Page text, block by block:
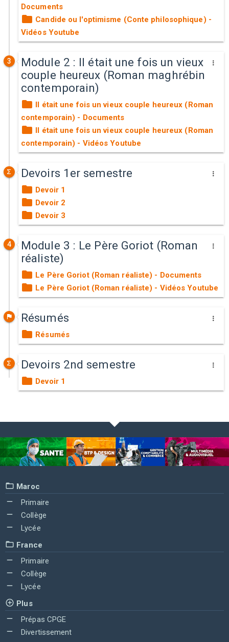
Documents
Candide ou l'optimisme (Conte philosophique) -
Vidéos Youtube
3
Module 2 : Il était une fois un vieux
couple heureux (Roman maghrébin
contemporain)
Il était une fois un vieux couple heureux (Roman
contemporain) - Documents
Il était une fois un vieux couple heureux (Roman
contemporain) - Vidéos Youtube
Devoirs 1er semestre
Devoir 1
Devoir 2
Devoir 3
4
Module 3 : Le Père Goriot (Roman
réaliste)
Le Père Goriot (Roman réaliste) - Documents
Le Père Goriot (Roman réaliste) - Vidéos Youtube
Résumés
Résumés
Devoirs 2nd semestre
Devoir 1
Maroc
Primaire
Collège
Lycée
France
Primaire
Collège
Lycée
Plus
Prépas CPGE
Divertissement